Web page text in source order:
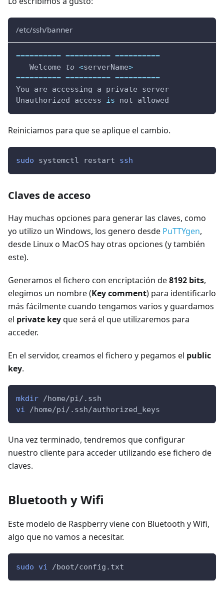
/etc/ssh/banner
========== ========== ==========
   Welcome
to <serverName>
========== ========== ==========
You are accessing a private server
Unauthorized access is not allowed
Reiniciamos para que se aplique el cambio.
sudo systemctl restart ssh
Claves de acceso
Hay muchas opciones para generar las claves, como
yo utilizo un Windows, los genero desde PuTTYgen,
desde Linux o MacOS hay otras opciones (y también
este).
Generamos el fichero con encriptación de8192 bits,
elegimos un nombre (Key comment) para identificarlo
más fácilmente cuando tengamos varios y guardamos
el private keyque será el que utilizaremos para
acceder.
En el servidor, creamos el fichero y pegamos el public
key.
mkdir /home/pi/.ssh
vi /home/pi/.ssh/authorized_keys
Una vez terminado, tendremos que configurar
nuestro cliente para acceder utilizando ese fichero de
claves.
Bluetooth y Wifi
Este modelo de Raspberry viene con Bluetooth y Wifi,
algo que no vamos a necesitar.
sudo vi /boot/config.txt